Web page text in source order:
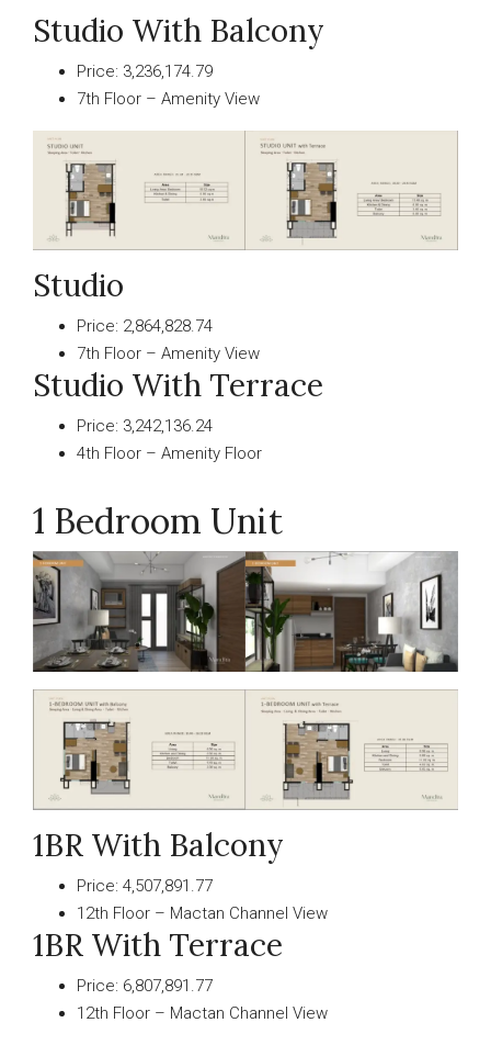
Studio With Balcony
Price: 3,236,174.79
7th Floor – Amenity View
Studio
Price: 2,864,828.74
7th Floor – Amenity View
Studio With Terrace
Price: 3,242,136.24
4th Floor – Amenity Floor
1 Bedroom Unit
1BR With Balcony
Price: 4,507,891.77
12th Floor – Mactan Channel View
1BR With Terrace
Price: 6,807,891.77
12th Floor – Mactan Channel View